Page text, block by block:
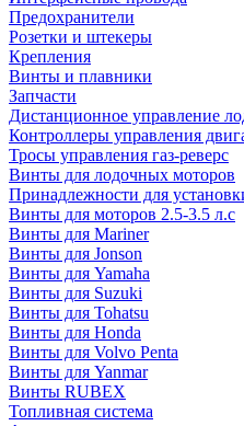
Предохранители
Розетки и штекеры
Крепления
Винты и плавники
Запчасти
Дистанционное управление
Контроллеры управления
Тросы управления газ-реверс
Винты для лодочных моторов
Принадлежности для
Винты для моторов 2.5-3.5 л.с
Винты для Mariner
Винты для Jonson
Винты для Yamaha
Винты для Suzuki
Винты для Tohatsu
Винты для Honda
Винты для Volvo Penta
Винты для Yanmar
Винты RUBEX
Топливная система